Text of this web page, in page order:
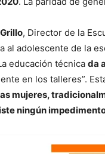
, Director de la
al adolescente de la
educación técnica da
en los talleres”.
mujeres,
ningún